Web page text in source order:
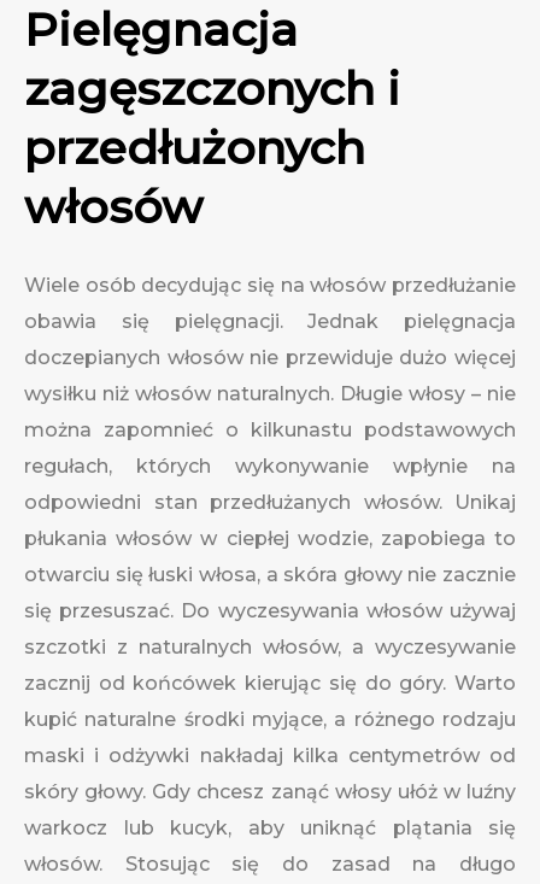
Pielęgnacja
zagęszczonych i
przedłużonych
włosów
Wiele osób decydując się na włosów przedłużanie
obawia się pielęgnacji. Jednak pielęgnacja
doczepianych włosów nie przewiduje dużo więcej
wysiłku niż włosów naturalnych. Długie włosy – nie
można zapomnieć o kilkunastu podstawowych
regułach, których wykonywanie wpłynie na
odpowiedni stan przedłużanych włosów. Unikaj
płukania włosów w ciepłej wodzie, zapobiega to
otwarciu się łuski włosa, a skóra głowy nie zacznie
się przesuszać. Do wyczesywania włosów używaj
szczotki z naturalnych włosów, a wyczesywanie
zacznij od końcówek kierując się do góry. Warto
kupić naturalne środki myjące, a różnego rodzaju
maski i odżywki nakładaj kilka centymetrów od
skóry głowy. Gdy chcesz zanąć włosy ułóż w luźny
warkocz lub kucyk, aby uniknąć plątania się
włosów. Stosując się do zasad na długo